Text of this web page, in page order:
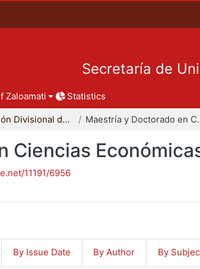
Secretaría de
Zaloamati Statistics
Coordinación Divisional de Posgrado Maestría y
Ciencias
11191/6956
By Issue Date By Author By